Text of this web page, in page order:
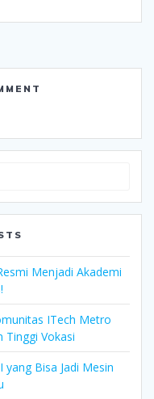
Menjadi Akademi
ITech Metro
Tinggi Vokasi
yang Bisa Jadi Mesin